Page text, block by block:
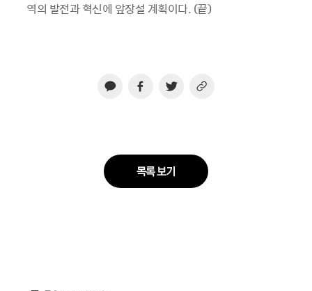
역의 발전과 혁신에 앞장설 계획이다. (끝)
목록 보기